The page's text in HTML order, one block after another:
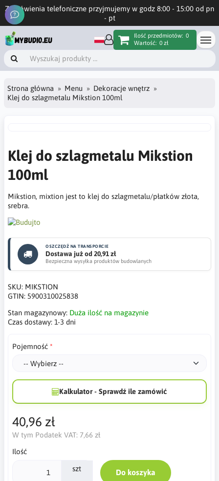
Zamówienia telefoniczne przyjmujemy w godz 8:00 - 15:00 od pn
- pt
Ilość przedmiotów: 0
Wartość: 0 zł
Strona główna Menu
Dekoracje wnętrz
Klej do szlagmetalu Mikstion 100ml
Klej do szlagmetalu Mikstion
100ml
Mikstion, mixtion jest to klej do szlagmetalu/płatków złota,
srebra.
OSZCZĘDŹ NA TRANSPORCIE
Dostawa już od 20,91 zł
Bezpieczna wysyłka produktów budowlanych
SKU: MIKSTION
GTIN: 5900310025838
Stan magazynowy: Duża ilość na magazynie
Czas dostawy: 1-3 dni
Pojemność
Kalkulator - Sprawdź ile zamówić
40,96 zł
W tym Podatek VAT: 7,66 zł
Ilość
szt Do koszyka